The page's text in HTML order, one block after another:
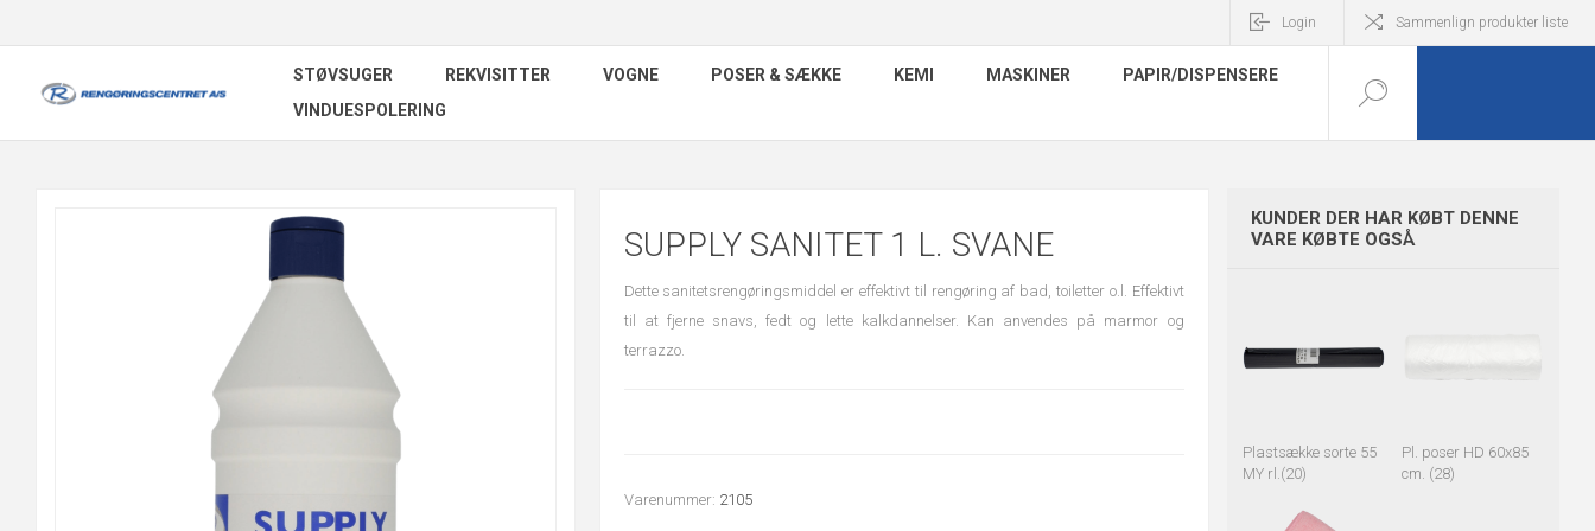
Login Sammenlign produkter liste
STØVSUGER REKVISITTER VOGNE POSER & SÆKKE KEMI MASKINER
PAPIR/DISPENSERE
VINDUESPOLERING
SUPPLY SANITET 1 L. SVANE
Dette sanitetsrengøringsmiddel er effektivt til rengøring af bad, toiletter o.l. Effektivt
til at fjerne snavs, fedt og lette kalkdannelser. Kan anvendes på marmor og
terrazzo.
Varenummer: 2105
KUNDER DER HAR KØBT DENNE
VARE KØBTE OGSÅ
Plastsække sorte 55
MY rl.(20)
Pl. poser HD 60x85
cm. (28)